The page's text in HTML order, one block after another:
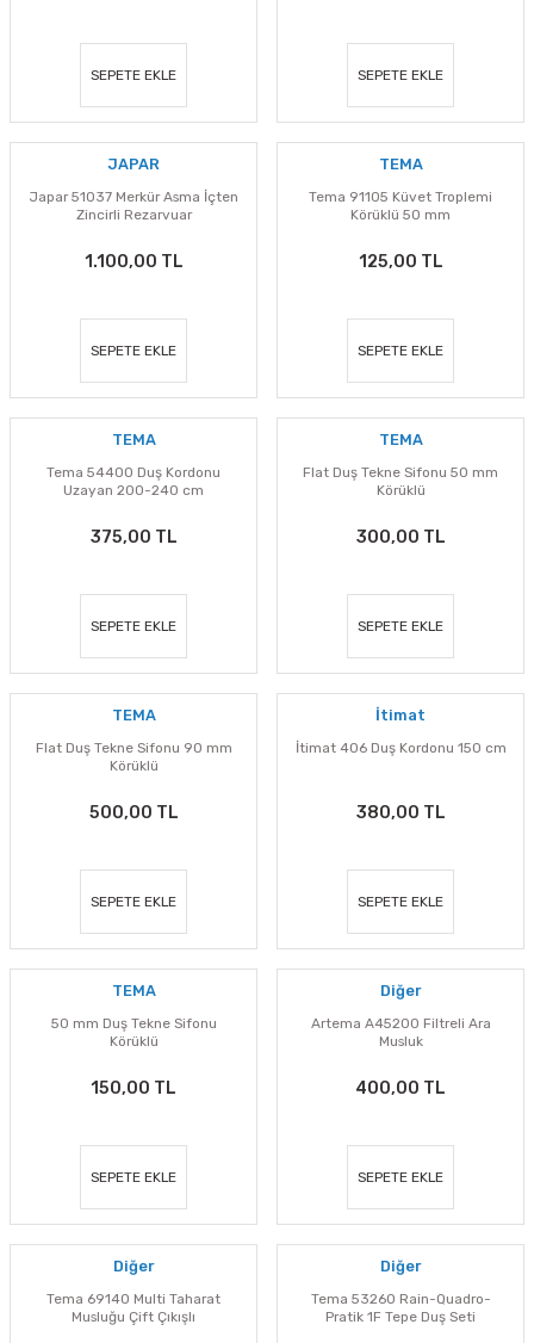
SEPETE EKLE SEPETE EKLE
JAPAR
Japar 51037 Merkür Asma İçten
Zincirli Rezarvuar
1.100,00 TL
SEPETE EKLE
TEMA
Tema 91105 Küvet Troplemi
Körüklü 50 mm
125,00 TL
SEPETE EKLE
TEMA
Tema 54400 Duş Kordonu
Uzayan 200-240 cm
375,00 TL
SEPETE EKLE
TEMA
Flat Duş Tekne Sifonu 50 mm
Körüklü
300,00 TL
SEPETE EKLE
TEMA
Flat Duş Tekne Sifonu 90 mm
Körüklü
500,00 TL
SEPETE EKLE
İtimat
İtimat 406 Duş Kordonu 150 cm
380,00 TL
SEPETE EKLE
TEMA
50 mm Duş Tekne Sifonu
Körüklü
150,00 TL
SEPETE EKLE
Diğer
Artema A45200 Filtreli Ara
Musluk
400,00 TL
SEPETE EKLE
Diğer
Tema 69140 Multi Taharat
Musluğu Çift Çıkışlı
Diğer
Tema 53260 Rain-Quadro-
Pratik 1F Tepe Duş Seti